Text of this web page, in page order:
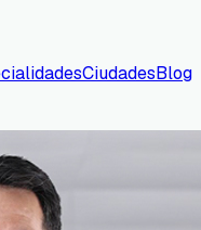
CiudadesBlog